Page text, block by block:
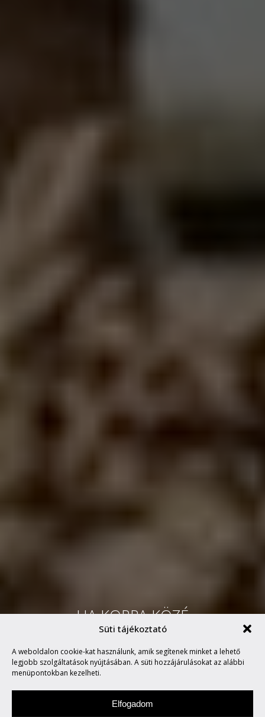
Süti tájékoztató
A weboldalon cookie-kat használunk, amik segítenek minket a lehető
legjobb szolgáltatások nyújtásában. A süti hozzájárulásokat az alábbi
menüpontokban kezelheti.
Elfogadom
HA KORPA KÖZÉ
KEVEREDSZ, FELFALNAK A
DISZNÓK